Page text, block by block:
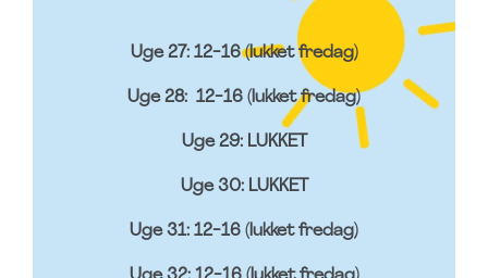
Uge 27: 12-16 (lukket fredag)
Uge 28: 12-16 (lukket fredag)
Uge 29: LUKKET
Uge 30: LUKKET
Uge 31: 12-16 (lukket fredag)